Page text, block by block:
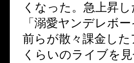
くなった。急上昇
「溺愛ヤンデレボ
前らが散々課金し
くらいのライブを